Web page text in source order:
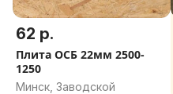
62 р.
Плита ОСБ 22мм 2500-
1250
Минск, Заводской